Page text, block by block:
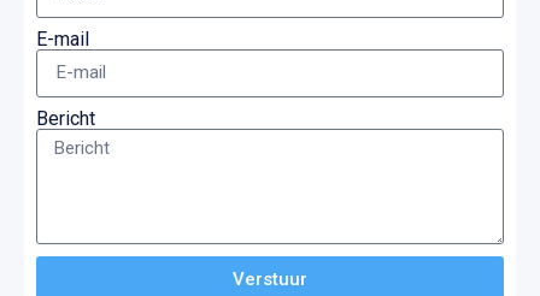
E-mail
Bericht
Verstuur